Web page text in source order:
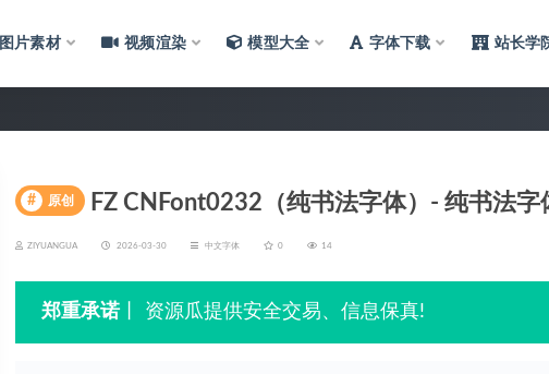
图片素材 视频渲染 模型大全 字体下载 站长学
# 原创 FZ CNFont0232（纯书法字体）- 纯书法字
ZIYUANGUA 2026-03-30 中文字体 0 14
郑重承诺丨 资源瓜提供安全交易、信息保真!